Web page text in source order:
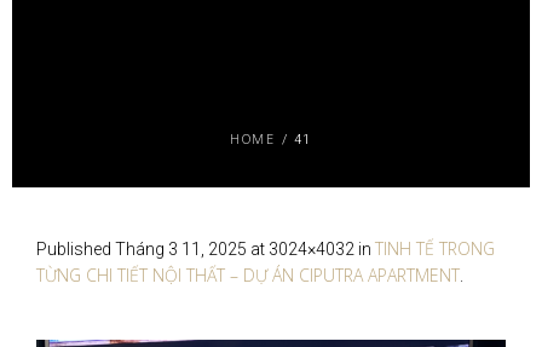
HOME / 41
Published Tháng 3 11, 2025 at 3024×4032 in TINH TẾ TRONG
TỪNG CHI TIẾT NỘI THẤT – DỰ ÁN CIPUTRA APARTMENT.